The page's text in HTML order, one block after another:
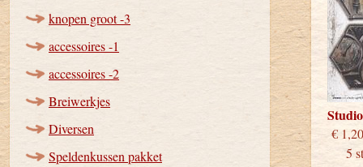
knopen groot -3
accessoires -1
accessoires -2
Breiwerkjes
Diversen
Speldenkussen pakket
5